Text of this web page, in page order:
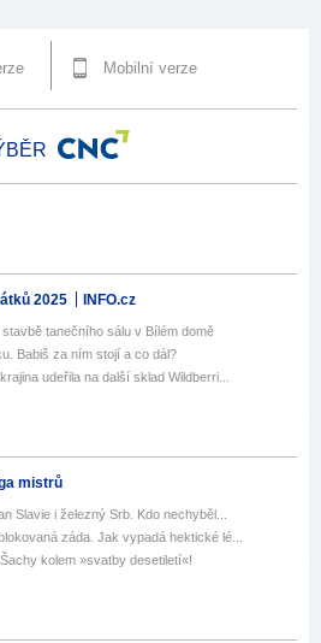
Mobilní verze
2025 INFO.cz
tanečního sálu v Bílém domě
Babiš za ním stojí a co dál?
udeřila na další sklad Wildberri...
mistrů
Slavie i železný Srb. Kdo nechyběl...
záda. Jak vypadá hektické lé...
kolem »svatby desetiletí«!